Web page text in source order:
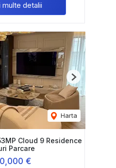
multe detalii
Harta
Next
Cloud 9 Residence
Parcare
€